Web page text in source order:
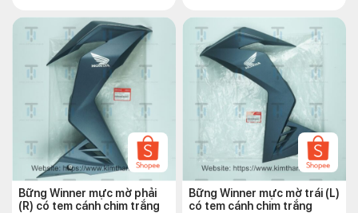
Bững Winner mực mờ phải
(R) có tem cánh chim trắng
Bững Winner mực mờ trái (L)
có tem cánh chim trắng